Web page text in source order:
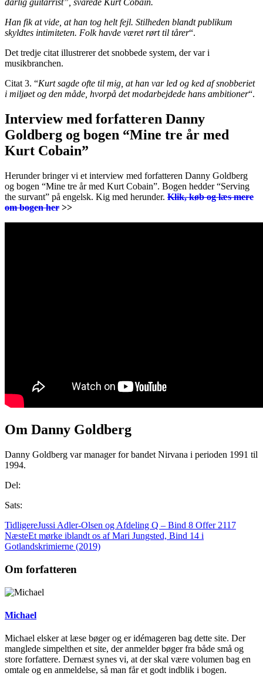
dårlig guitarrist”, svarede Kurt Cobain.
Han fik at vide, at han tog helt fejl. Stilheden blandt publikum
skyldtes intimiteten. Folk havde været rørt til tårer“.
Det tredje citat illustrerer det snobbede system, der var i
musikbranchen.
Citat 3. “Kurt sagde ofte til mig, at han var led og ked af snobberiet
i miljøet og den måde, hvorpå det modarbejdede hans ambitioner“.
Interview med forfatteren Danny
Goldberg og bogen “Mine tre år med
Kurt Cobain”
Herunder bringer vi et interview med forfatteren Danny Goldberg
og bogen “Mine tre år med Kurt Cobain”. Bogen hedder “Serving
the survant” på engelsk. Kig med herunder. Klik, køb og læs mere
om bogen her >>
Om Danny Goldberg
Danny Goldberg var manager for bandet Nirvana i perioden 1991 til
1994.
Del:
Sats:
TidligereJussi Adler-Olsen og Afdeling Q – Bind 8 Offer 2117
NæsteEt mørke iblandt os af Mari Jungsted, Bind 14 i
Gotlandskrimierne (2019)
Om forfatteren
Michael
Michael elsker at læse bøger og er idémageren bag dette site. Der
manglede simpelthen et site, der anmelder bøger fra både små og
store forfattere. Dernæst synes vi, at der skal være volumen bag en
omtale og en anmeldelse, så man får et godt indblik i bogen.